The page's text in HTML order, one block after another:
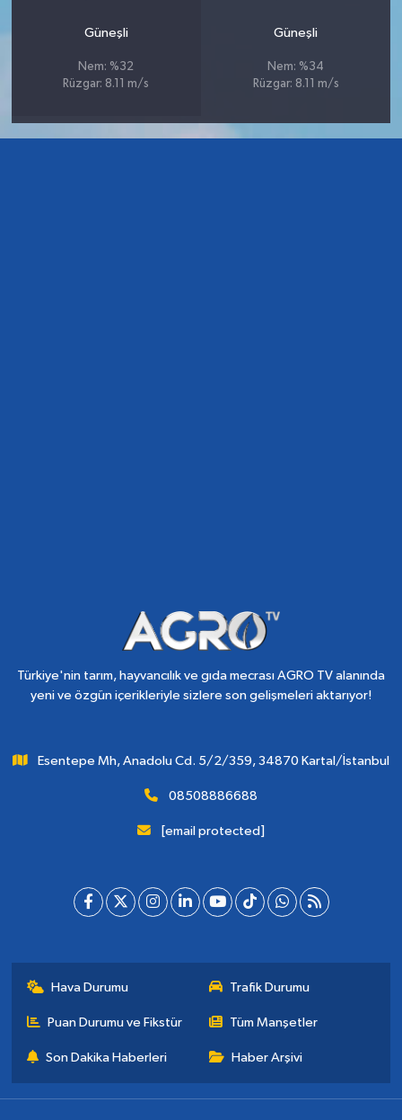
Güneşli
Nem: %32
Rüzgar: 8.11 m/s
Güneşli
Nem: %34
Rüzgar: 8.11 m/s
Türkiye'nin tarım, hayvancılık ve gıda mecrası AGRO TV alanında
yeni ve özgün içerikleriyle sizlere son gelişmeleri aktarıyor!
Esentepe Mh, Anadolu Cd. 5/2/359, 34870 Kartal/İstanbul
08508886688
[email protected]
Hava Durumu Trafik Durumu
Puan Durumu ve Fikstür Tüm Manşetler
Son Dakika Haberleri Haber Arşivi